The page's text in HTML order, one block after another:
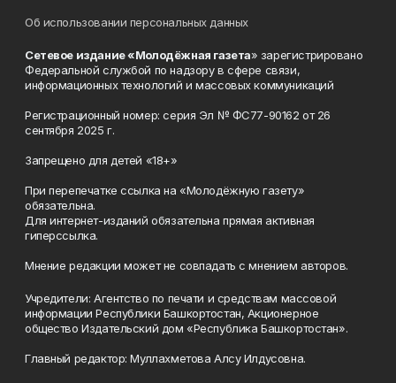
Об использовании персональных данных
Сетевое издание «Молодёжная газета» зарегистрировано
Федеральной службой по надзору в сфере связи,
информационных технологий и массовых коммуникаций
Регистрационный номер: серия Эл № ФС77-90162 от 26
сентября 2025 г.
Запрещено для детей «18+»
При перепечатке ссылка на «Молодёжную газету»
обязательна.
Для интернет-изданий обязательна прямая активная
гиперссылка.
Мнение редакции может не совпадать с мнением авторов.
Учредители: Агентство по печати и средствам массовой
информации Республики Башкортостан, Акционерное
общество Издательский дом «Республика Башкортостан».
Главный редактор: Муллахметова Алсу Илдусовна.